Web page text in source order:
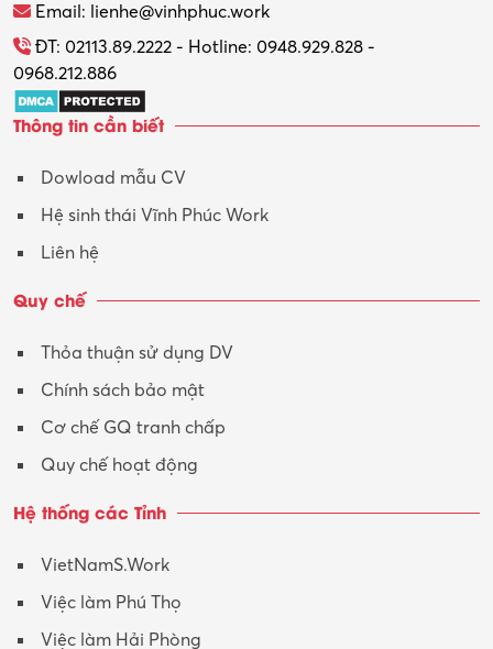
Tổ chức sự kiện – Quà tặng
Trợ lý
Tư vấn
Tư vấn – Kiến trúc
Y tế-Dược
Email: lienhe@vinhphuc.work
ĐT: 02113.89.2222 - Hotline: 0948.929.828 -
0968.212.886
Thông tin cần biết
Dowload mẫu CV
Hệ sinh thái Vĩnh Phúc Work
Liên hệ
Quy chế
Thỏa thuận sử dụng DV
Chính sách bảo mật
Cơ chế GQ tranh chấp
Quy chế hoạt động
Hệ thống các Tỉnh
VietNamS.Work
Việc làm Phú Thọ
Việc làm Hải Phòng